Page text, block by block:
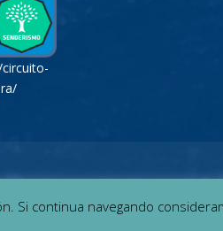
Si continua navegando